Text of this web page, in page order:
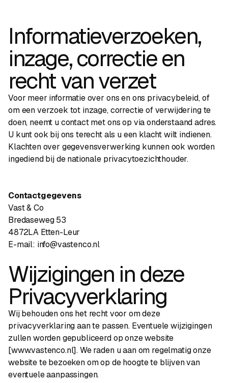
Informatieverzoeken,
inzage, correctie en
recht van verzet
Voor meer informatie over ons en ons privacybeleid, of
om een verzoek tot inzage, correctie of verwijdering te
doen, neemt u contact met ons op via onderstaand adres.
U kunt ook bij ons terecht als u een klacht wilt indienen.
Klachten over gegevensverwerking kunnen ook worden
ingediend bij de nationale privacytoezichthouder.
Contactgegevens
Vast & Co
Bredaseweg 53
4872LA Etten-Leur
E-mail: info@vastenco.nl
Wijzigingen in deze
Privacyverklaring
Wij behouden ons het recht voor om deze
privacyverklaring aan te passen. Eventuele wijzigingen
zullen worden gepubliceerd op onze website
[www.vastenco.nl]. We raden u aan om regelmatig onze
website te bezoeken om op de hoogte te blijven van
eventuele aanpassingen.